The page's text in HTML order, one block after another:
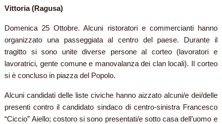
Vittoria (Ragusa)
Domenica 25 Ottobre. Alcuni ristoratori e commercianti hanno
organizzato una passeggiata al centro del paese. Durante il
tragitto si sono unite diverse persone al corteo (lavoratori e
lavoratrici, gente comune e manovalanza dei clan locali). Il corteo
si è concluso in piazza del Popolo.
Alcuni candidati delle liste civiche hanno aizzato alcuni/e dei/delle
presenti contro il candidato sindaco di centro-sinistra Francesco
“Ciccio” Aiello; costoro si sono presentati/e sotto casa dell’uomo e